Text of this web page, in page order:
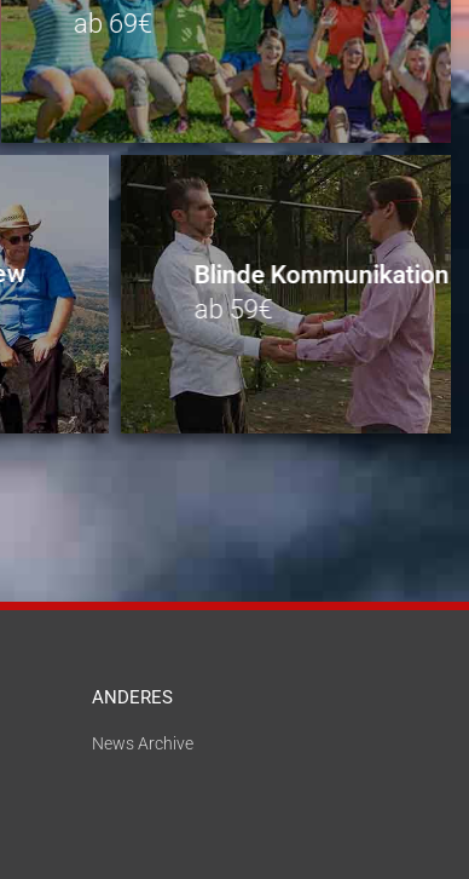
ab 69€
Blinde Kommunikation
ab 59€
ANDERES
News Archive